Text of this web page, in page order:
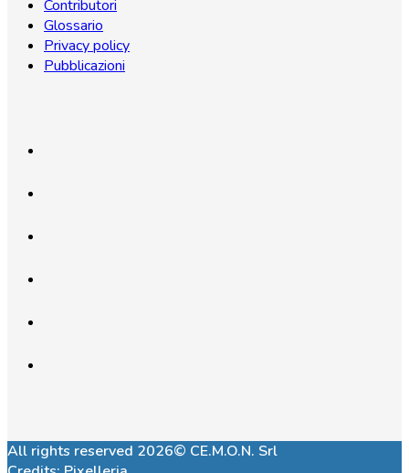
Contributori
Glossario
Privacy policy
Pubblicazioni
All rights reserved 2026© CE.M.O.N. Srl